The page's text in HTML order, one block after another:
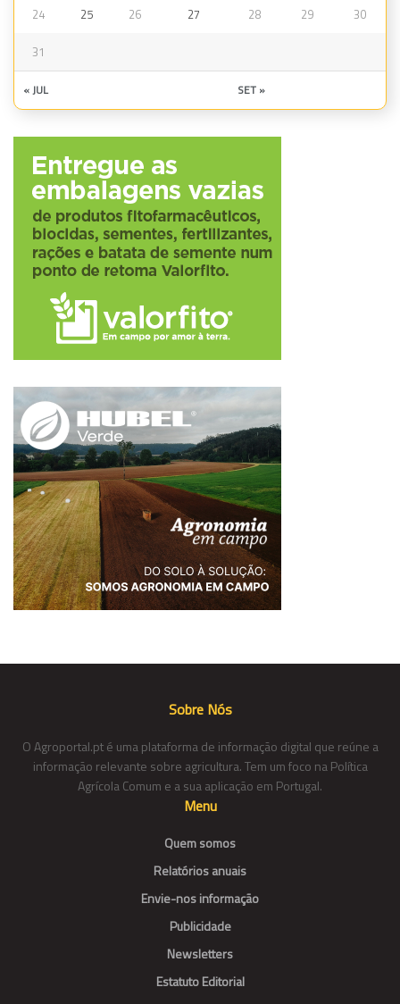
24 25 26 27 28 29 30
31
« JUL SET »
Sobre Nós
O Agroportal.pt é uma plataforma de informação digital que reúne a
informação relevante sobre agricultura. Tem um foco na Política
Agrícola Comum e a sua aplicação em Portugal.
Menu
Quem somos
Relatórios anuais
Envie-nos informação
Publicidade
Newsletters
Estatuto Editorial